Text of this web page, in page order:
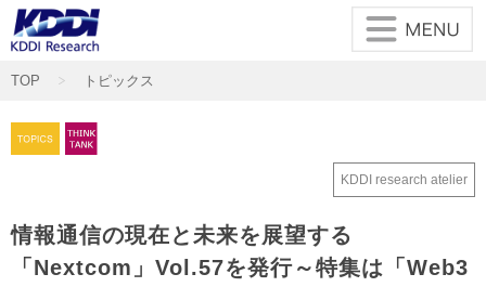
メインコンテンツに移動
TOP トピックス
KDDI research atelier
情報通信の現在と未来を展望する
「Nextcom」Vol.57を発行～特集は「Web3